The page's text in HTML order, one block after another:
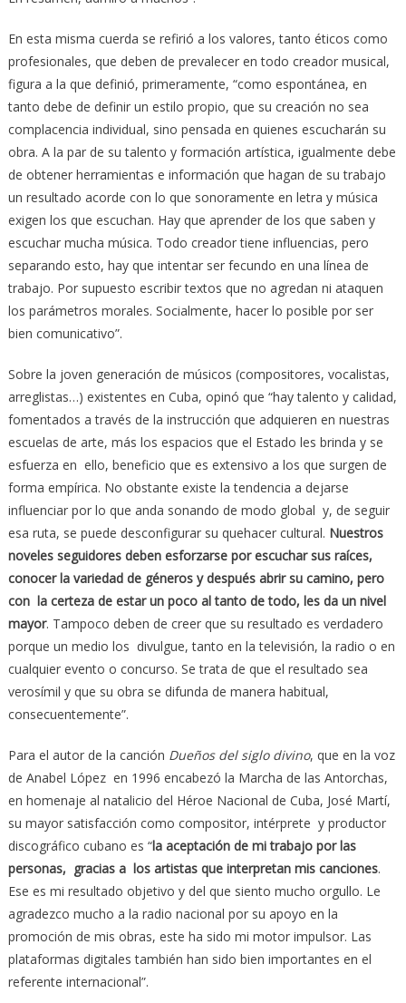
En esta misma cuerda se refirió a los valores, tanto éticos como
profesionales, que deben de prevalecer en todo creador musical,
figura a la que definió, primeramente, “como espontánea, en
tanto debe de definir un estilo propio, que su creación no sea
complacencia individual, sino pensada en quienes escucharán su
obra. A la par de su talento y formación artística, igualmente debe
de obtener herramientas e información que hagan de su trabajo
un resultado acorde con lo que sonoramente en letra y música
exigen los que escuchan. Hay que aprender de los que saben y
escuchar mucha música. Todo creador tiene influencias, pero
separando esto, hay que intentar ser fecundo en una línea de
trabajo. Por supuesto escribir textos que no agredan ni ataquen
los parámetros morales. Socialmente, hacer lo posible por ser
bien comunicativo”.
Sobre la joven generación de músicos (compositores, vocalistas,
arreglistas…) existentes en Cuba, opinó que “hay talento y calidad,
fomentados a través de la instrucción que adquieren en nuestras
escuelas de arte, más los espacios que el Estado les brinda y se
esfuerza en ello, beneficio que es extensivo a los que surgen de
forma empírica. No obstante existe la tendencia a dejarse
influenciar por lo que anda sonando de modo global y, de seguir
esa ruta, se puede desconfigurar su quehacer cultural. Nuestros
noveles seguidores deben esforzarse por escuchar sus raíces,
conocer la variedad de géneros y después abrir su camino, pero
con la certeza de estar un poco al tanto de todo, les da un nivel
mayor. Tampoco deben de creer que su resultado es verdadero
porque un medio los divulgue, tanto en la televisión, la radio o en
cualquier evento o concurso. Se trata de que el resultado sea
verosímil y que su obra se difunda de manera habitual,
consecuentemente”.
Para el autor de la canción Dueños del siglo divino, que en la voz
de Anabel López en 1996 encabezó la Marcha de las Antorchas,
en homenaje al natalicio del Héroe Nacional de Cuba, José Martí,
su mayor satisfacción como compositor, intérprete y productor
discográfico cubano es “la aceptación de mi trabajo por las
personas, gracias a los artistas que interpretan mis canciones.
Ese es mi resultado objetivo y del que siento mucho orgullo. Le
agradezco mucho a la radio nacional por su apoyo en la
promoción de mis obras, este ha sido mi motor impulsor. Las
plataformas digitales también han sido bien importantes en el
referente internacional”.